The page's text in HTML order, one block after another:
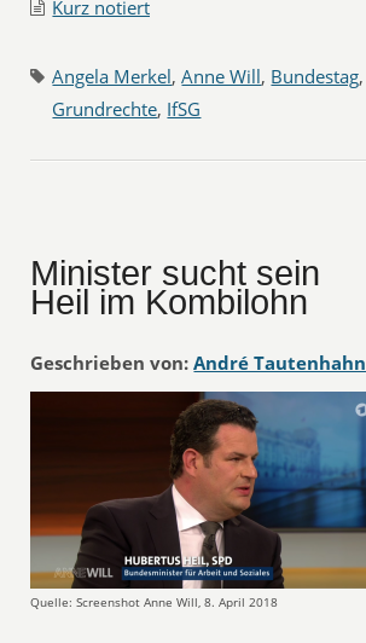
Kurz notiert
Angela Merkel,Anne Will, Bundestag,
Grundrechte, IfSG
Minister sucht sein
Heil im Kombilohn
Geschrieben von: André Tautenhahn
Quelle: Screenshot Anne Will, 8. April 2018